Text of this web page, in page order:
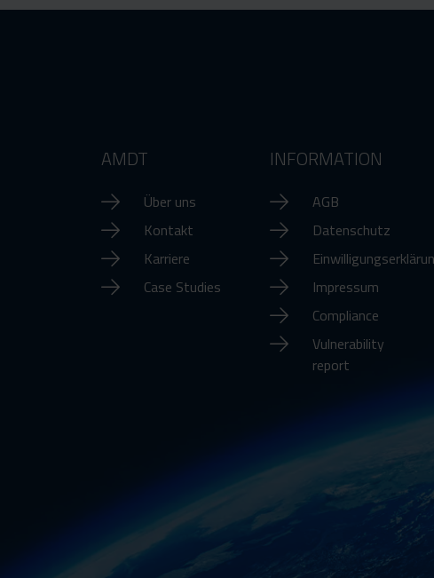
AMDT
Über uns
Kontakt
Karriere
Case Studies
INFORMATION
AGB
Datenschutz
Impressum
Compliance
Vulnerability
report